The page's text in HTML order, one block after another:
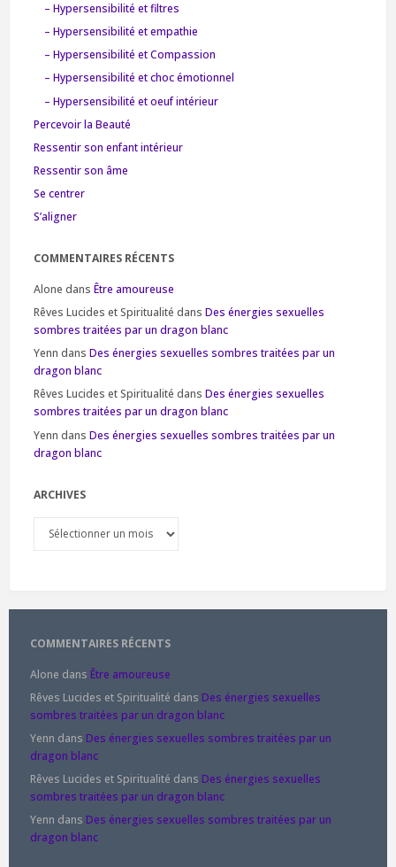
– Hypersensibilité et filtres
– Hypersensibilité et empathie
– Hypersensibilité et Compassion
– Hypersensibilité et choc émotionnel
– Hypersensibilité et oeuf intérieur
Percevoir la Beauté
Ressentir son enfant intérieur
Ressentir son âme
Se centrer
S’aligner
COMMENTAIRES RÉCENTS
Alone dans Être amoureuse
Rêves Lucides et Spiritualité dans Des énergies sexuelles
sombres traitées par un dragon blanc
Yenn dans Des énergies sexuelles sombres traitées par un
dragon blanc
Rêves Lucides et Spiritualité dans Des énergies sexuelles
sombres traitées par un dragon blanc
Yenn dans Des énergies sexuelles sombres traitées par un
dragon blanc
ARCHIVES
COMMENTAIRES RÉCENTS
Alone dans Être amoureuse
Rêves Lucides et Spiritualité dans Des énergies sexuelles
sombres traitées par un dragon blanc
Yenn dans Des énergies sexuelles sombres traitées par un
dragon blanc
Rêves Lucides et Spiritualité dans Des énergies sexuelles
sombres traitées par un dragon blanc
Yenn dans Des énergies sexuelles sombres traitées par un
dragon blanc